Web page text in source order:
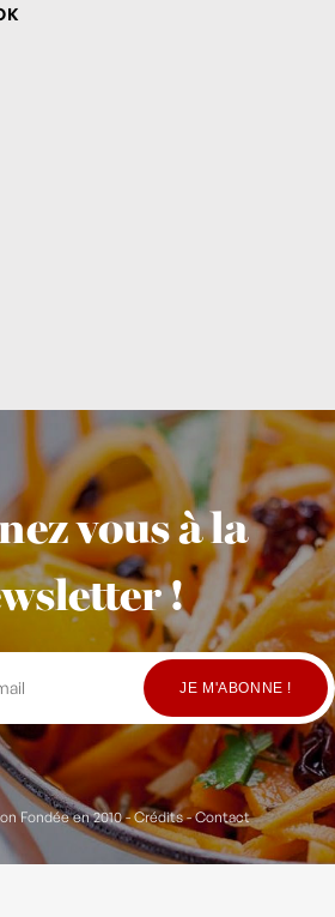
vous à la
!
Fondée en 2010-Crédits-Contact